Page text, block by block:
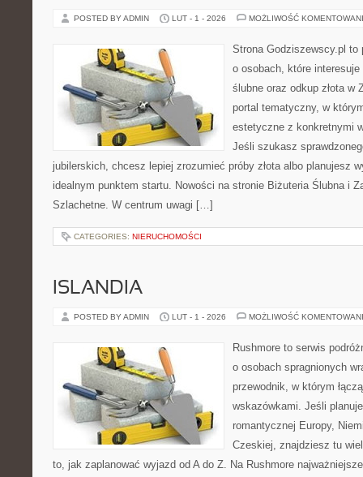
POSTED BY ADMIN LUT - 1 - 2026 MOŻLIWOŚĆ
Strona Godziszewscy.pl
o osobach, które
ślubne oraz odkup złota w
portal tematyczny, w
estetyczne z konkretnymi
Jeśli szukasz
jubilerskich, chcesz lepiej zrozumieć próby złota albo planujesz
idealnym punktem startu. Nowości na stronie Biżuteria Ślubna i
Szlachetne. W centrum uwagi […]
CATEGORIES: NIERUCHOMOŚCI
ISLANDIA
POSTED BY ADMIN LUT - 1 - 2026 MOŻLIWOŚĆ
Rushmore to serwis
o osobach spragnionych
przewodnik, w którym
wskazówkami. Jeśli
romantycznej Europy,
Czeskiej, znajdziesz tu
to, jak zaplanować wyjazd od A do Z. Na Rushmore